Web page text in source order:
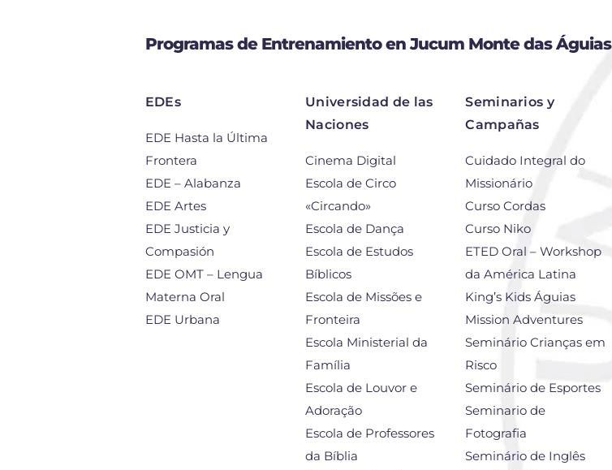
Programas de Entrenamiento en Jucum Monte das Águias
EDEs
EDE Hasta la Última
Frontera
EDE – Alabanza
EDE Artes
EDE Justicia y
Compasión
EDE OMT – Lengua
Materna Oral
EDE Urbana
Universidad de las
Naciones
Cinema Digital
Escola de Circo
«Circando»
Escola de Dança
Escola de Estudos
Bíblicos
Escola de Missões e
Fronteira
Escola Ministerial da
Família
Escola de Louvor e
Adoração
Escola de Professores
da Bíblia
Seminarios y
Campañas
Cuidado Integral do
Missionário
Curso Cordas
Curso Niko
ETED Oral – Workshop
da América Latina
King’s Kids Águias
Mission Adventures
Seminário Crianças em
Risco
Seminário de Esportes
Seminario de
Fotografia
Seminário de Inglês